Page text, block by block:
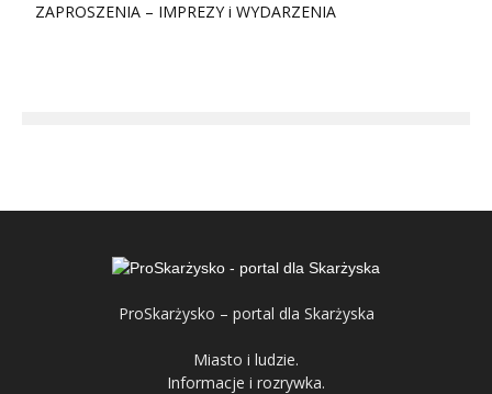
ZAPROSZENIA – IMPREZY i WYDARZENIA
ProSkarżysko – portal dla Skarżyska
Miasto i ludzie.
Informacje i rozrywka.